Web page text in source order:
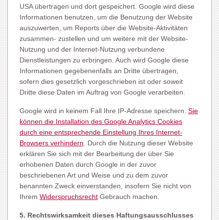
USA übertragen und dort gespeichert. Google wird diese
Informationen benutzen, um die Benutzung der Website
auszuwerten, um Reports über die Website-Aktivitäten
zusammen- zustellen und um weitere mit der Website-
Nutzung und der Internet-Nutzung verbundene
Dienstleistungen zu erbringen. Auch wird Google diese
Informationen gegebenenfalls an Dritte übertragen,
sofern dies gesetzlich vorgeschrieben ist oder soweit
Dritte diese Daten im Auftrag von Google verarbeiten.
Google wird in keinem Fall Ihre IP-Adresse speichern. Sie
können die Installation des Google Analytics Cookies
durch eine entsprechende Einstellung Ihres Internet-
Browsers verhindern . Durch die Nutzung dieser Website
erklären Sie sich mit der Bearbeitung der über Sie
erhobenen Daten durch Google in der zuvor
beschriebenen Art und Weise und zu dem zuvor
benannten Zweck einverstanden, insofern Sie nicht von
Ihrem Widerspruchsrecht Gebrauch machen.
5. Rechtswirksamkeit dieses Haftungsausschlusses